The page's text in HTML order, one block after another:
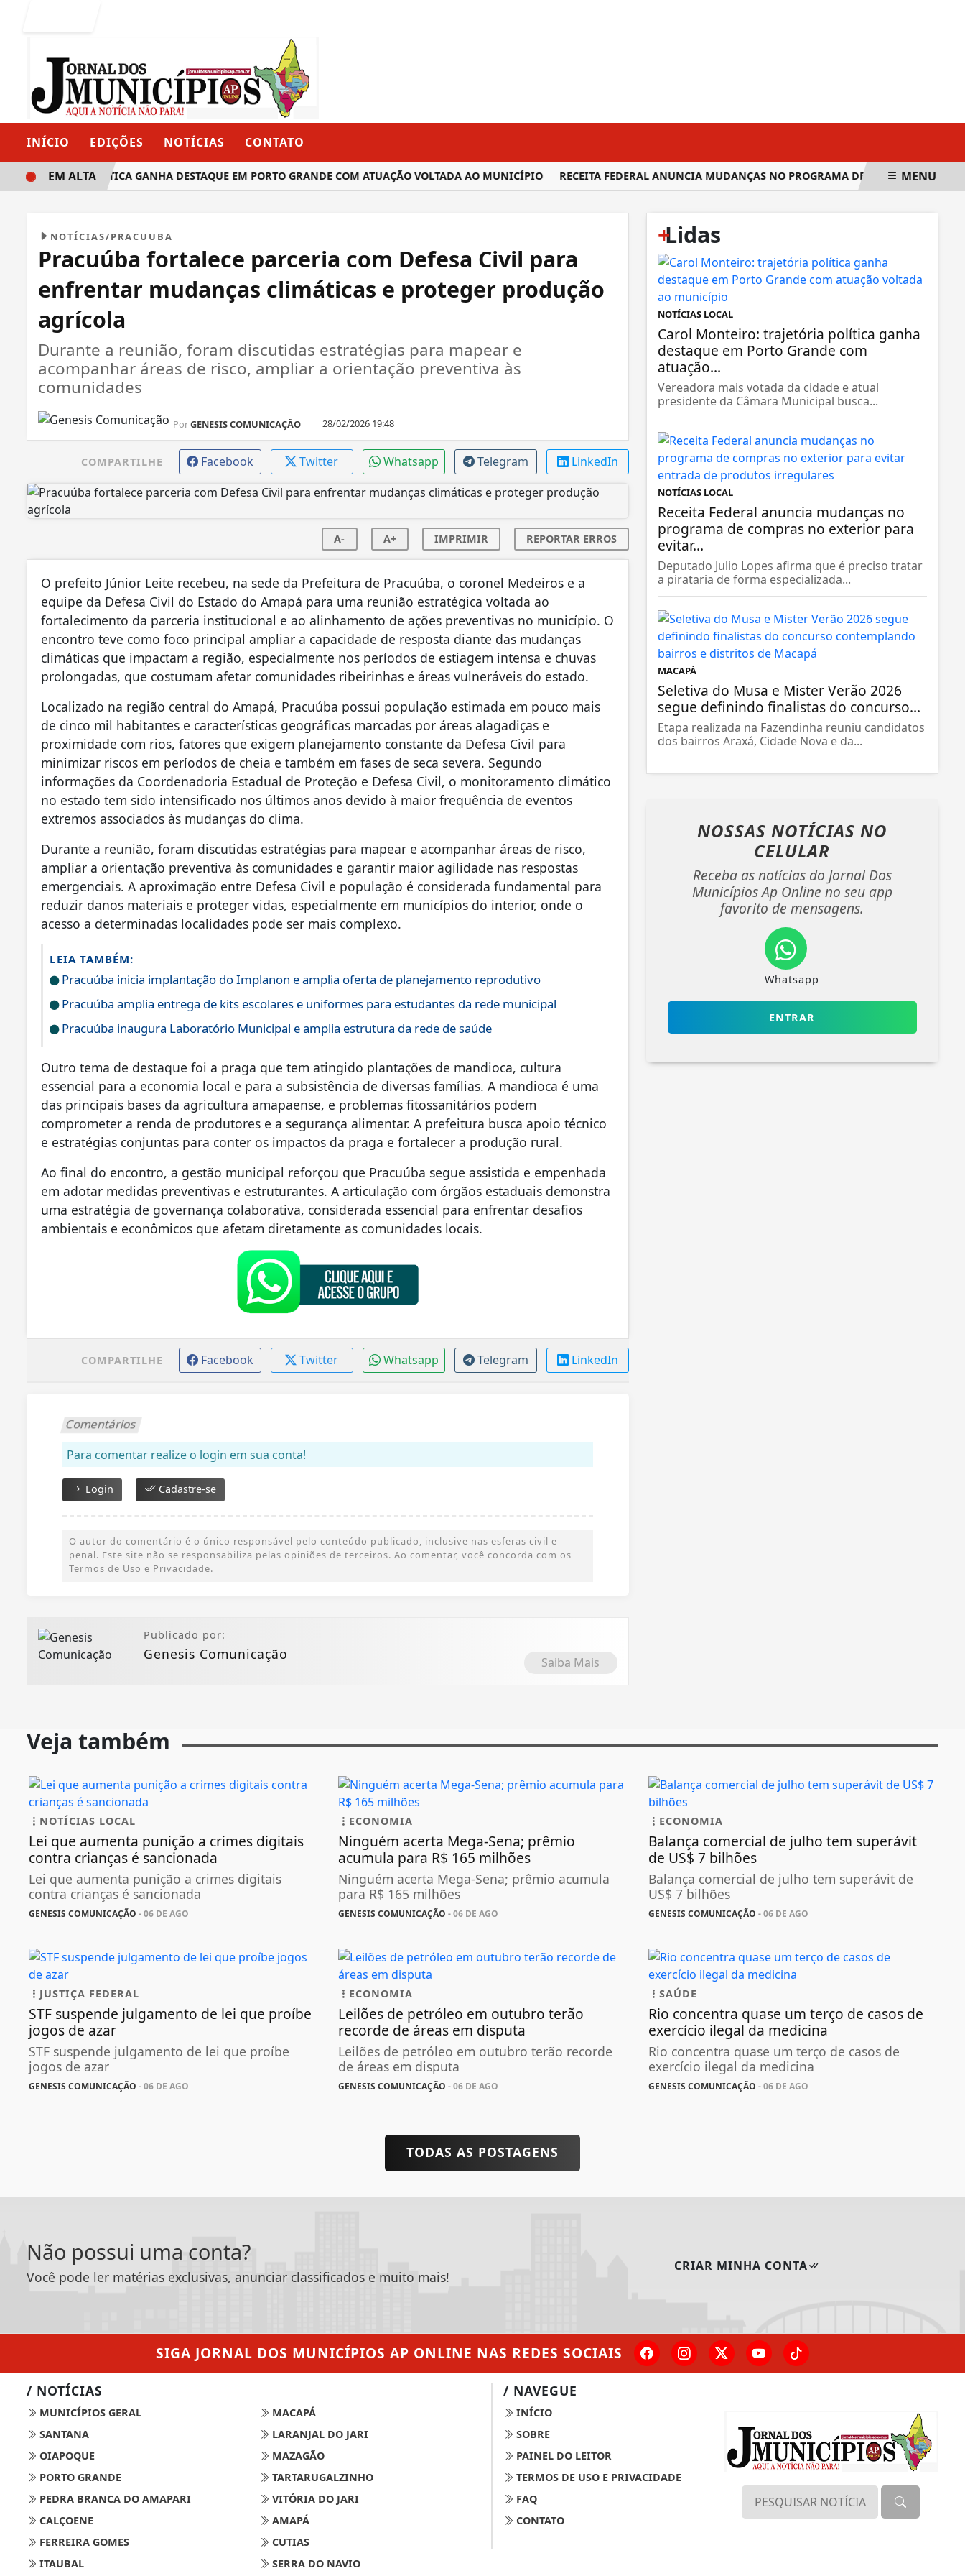
INÍCIO EDIÇÕES NOTÍCIAS CONTATO
TRAJETÓRIA POLÍTICA GANHA DESTAQUE EM PORTO GRANDE COM ATUAÇÃO VOLTADA AO MUNICÍPIO RECEITA FEDERAL ANUNCIA MUDANÇAS NO PROGRAMA DE COMPRAS NO
EM ALTA MENU
NOTÍCIAS/PRACUUBA
Pracuúba fortalece parceria com Defesa Civil para
enfrentar mudanças climáticas e proteger produção
agrícola
Durante a reunião, foram discutidas estratégias para mapear e
acompanhar áreas de risco, ampliar a orientação preventiva às
comunidades
PorGENESIS COMUNICAÇÃO 28/02/2026 19:48
COMPARTILHE Facebook Twitter Whatsapp Telegram LinkedIn
A- A+ IMPRIMIR REPORTAR ERROS
O prefeito Júnior Leite recebeu, na sede da Prefeitura de Pracuúba, o coronel Medeiros e a
equipe da Defesa Civil do Estado do Amapá para uma reunião estratégica voltada ao
fortalecimento da parceria institucional e ao alinhamento de ações preventivas no município. O
encontro teve como foco principal ampliar a capacidade de resposta diante das mudanças
climáticas que impactam a região, especialmente nos períodos de estiagem intensa e chuvas
prolongadas, que costumam afetar comunidades ribeirinhas e áreas vulneráveis do estado.
Localizado na região central do Amapá, Pracuúba possui população estimada em pouco mais
de cinco mil habitantes e características geográficas marcadas por áreas alagadiças e
proximidade com rios, fatores que exigem planejamento constante da Defesa Civil para
minimizar riscos em períodos de cheia e também em fases de seca severa. Segundo
informações da Coordenadoria Estadual de Proteção e Defesa Civil, o monitoramento climático
no estado tem sido intensificado nos últimos anos devido à maior frequência de eventos
extremos associados às mudanças do clima.
Durante a reunião, foram discutidas estratégias para mapear e acompanhar áreas de risco,
ampliar a orientação preventiva às comunidades e garantir maior agilidade nas respostas
emergenciais. A aproximação entre Defesa Civil e população é considerada fundamental para
reduzir danos materiais e proteger vidas, especialmente em municípios do interior, onde o
acesso a determinadas localidades pode ser mais complexo.
LEIA TAMBÉM:
Pracuúba inicia implantação do Implanon e amplia oferta de planejamento reprodutivo
Pracuúba amplia entrega de kits escolares e uniformes para estudantes da rede municipal
Pracuúba inaugura Laboratório Municipal e amplia estrutura da rede de saúde
Outro tema de destaque foi a praga que tem atingido plantações de mandioca, cultura
essencial para a economia local e para a subsistência de diversas famílias. A mandioca é uma
das principais bases da agricultura amapaense, e problemas fitossanitários podem
comprometer a renda de produtores e a segurança alimentar. A prefeitura busca apoio técnico
e estratégias conjuntas para conter os impactos da praga e fortalecer a produção rural.
Ao final do encontro, a gestão municipal reforçou que Pracuúba segue assistida e empenhada
em adotar medidas preventivas e estruturantes. A articulação com órgãos estaduais demonstra
uma estratégia de governança colaborativa, considerada essencial para enfrentar desafios
ambientais e econômicos que afetam diretamente as comunidades locais.
COMPARTILHE Facebook Twitter Whatsapp Telegram LinkedIn
Comentários
Para comentar realize o login em sua conta!
Login Cadastre-se
O autor do comentário é o único responsável pelo conteúdo publicado, inclusive nas esferas civil e
penal. Este site não se responsabiliza pelas opiniões de terceiros. Ao comentar, você concorda com os
Termos de Uso e Privacidade.
Publicado por:
Genesis Comunicação Saiba Mais
+
Lidas
NOTÍCIAS LOCAL
Carol Monteiro: trajetória política ganha
destaque em Porto Grande com
atuação...
Vereadora mais votada da cidade e atual
presidente da Câmara Municipal busca...
NOTÍCIAS LOCAL
Receita Federal anuncia mudanças no
programa de compras no exterior para
evitar...
Deputado Julio Lopes afirma que é preciso tratar
a pirataria de forma especializada...
MACAPÁ
Seletiva do Musa e Mister Verão 2026
segue definindo finalistas do concurso...
Etapa realizada na Fazendinha reuniu candidatos
dos bairros Araxá, Cidade Nova e da...
NOSSAS NOTÍCIAS NO
CELULAR
Receba as notícias do Jornal Dos
Municípios Ap Online no seu app
favorito de mensagens.
Whatsapp
ENTRAR
Veja também
NOTÍCIAS LOCAL
Lei que aumenta punição a crimes digitais
contra crianças é sancionada
Lei que aumenta punição a crimes digitais
contra crianças é sancionada
GENESIS COMUNICAÇÃO - 06 DE AGO
ECONOMIA
Ninguém acerta Mega-Sena; prêmio
acumula para R$ 165 milhões
Ninguém acerta Mega-Sena; prêmio acumula
para R$ 165 milhões
GENESIS COMUNICAÇÃO - 06 DE AGO
ECONOMIA
Balança comercial de julho tem superávit
de US$ 7 bilhões
Balança comercial de julho tem superávit de
US$ 7 bilhões
GENESIS COMUNICAÇÃO - 06 DE AGO
JUSTIÇA FEDERAL
STF suspende julgamento de lei que proíbe
jogos de azar
STF suspende julgamento de lei que proíbe
jogos de azar
GENESIS COMUNICAÇÃO - 06 DE AGO
ECONOMIA
Leilões de petróleo em outubro terão
recorde de áreas em disputa
Leilões de petróleo em outubro terão recorde
de áreas em disputa
GENESIS COMUNICAÇÃO - 06 DE AGO
SAÚDE
Rio concentra quase um terço de casos de
exercício ilegal da medicina
Rio concentra quase um terço de casos de
exercício ilegal da medicina
GENESIS COMUNICAÇÃO - 06 DE AGO
TODAS AS POSTAGENS
Não possui uma conta?
Você pode ler matérias exclusivas, anunciar classificados e muito mais!
CRIAR MINHA CONTA
SIGA JORNAL DOS MUNICÍPIOS AP ONLINE NAS REDES SOCIAIS
/ NOTÍCIAS
MUNICÍPIOS GERAL
MACAPÁ
SANTANA
LARANJAL DO JARI
OIAPOQUE
MAZAGÃO
PORTO GRANDE
TARTARUGALZINHO
PEDRA BRANCA DO AMAPARI
VITÓRIA DO JARI
CALÇOENE
AMAPÁ
FERREIRA GOMES
CUTIAS
ITAUBAL
SERRA DO NAVIO
/ NAVEGUE
INÍCIO
SOBRE
PAINEL DO LEITOR
TERMOS DE USO E PRIVACIDADE
FAQ
CONTATO
Termos de Uso e Privacidade